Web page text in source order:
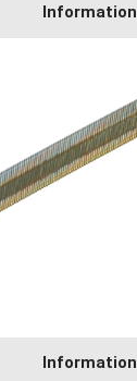
Information
Information